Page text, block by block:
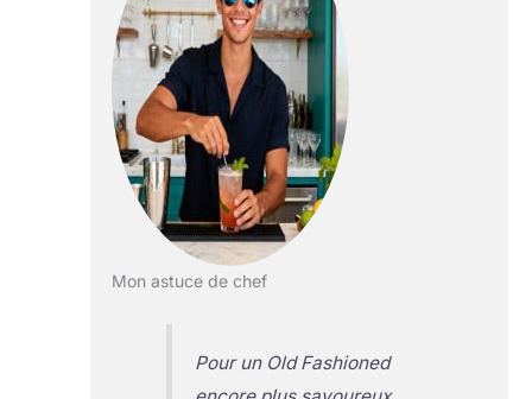
Mon astuce de chef
Pour un Old Fashioned